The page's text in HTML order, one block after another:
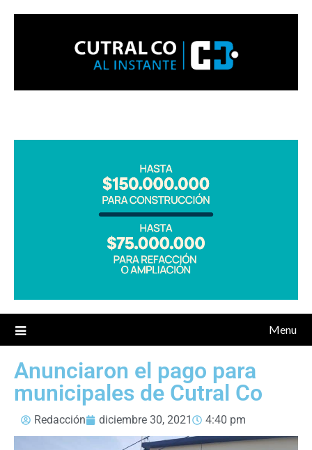
Menu
Anunciaron el pago para
municipales de Cutral Co
Redacción diciembre 30, 2021 4:40 pm